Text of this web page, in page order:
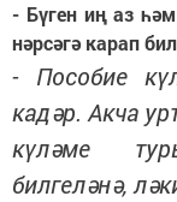
- Бүген иң аз
нәрсәгә карап
- Пособие
кадәр. Акча
күләме
билгеләнә,